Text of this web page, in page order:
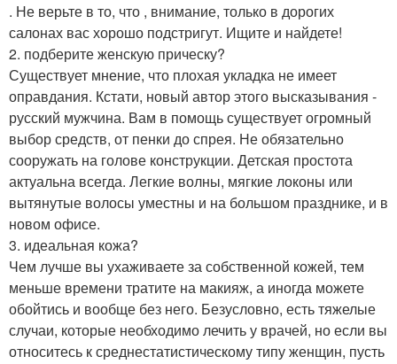
. Не верьте в то, что , внимание, только в дорогих
салонах вас хорошо подстригут. Ищите и найдете!
2. подберите женскую прическу?
Существует мнение, что плохая укладка не имеет
оправдания. Кстати, новый автор этого высказывания -
русский мужчина. Вам в помощь существует огромный
выбор средств, от пенки до спрея. Не обязательно
сооружать на голове конструкции. Детская простота
актуальна всегда. Легкие волны, мягкие локоны или
вытянутые волосы уместны и на большом празднике, и в
новом офисе.
3. идеальная кожа?
Чем лучше вы ухаживаете за собственной кожей, тем
меньше времени тратите на макияж, а иногда можете
обойтись и вообще без него. Безусловно, есть тяжелые
случаи, которые необходимо лечить у врачей, но если вы
относитесь к среднестатистическому типу женщин, пусть